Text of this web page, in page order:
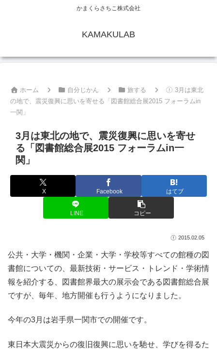
かまくらさちこ株式会社
KAMAKULAB
ホーム 自分じかん 旅する
3月は東北
の地で、震災復興に思いを寄せる「図書館総合展2015 フォーラムin
一関」
3月は東北の地で、震災復興に思いを寄せ
る「図書館総合展2015 フォーラムin一
関」
X Facebook はてブ
LINE コピー
2015.02.05
公共・大学・機関・企業・大学・学校等すべての館種の図
書館についての、最新技術・サービス・トレンド・学術情
報を紹介する、図書館界最大の展示会である図書館総合展
ですが、毎年、地方開催も行うようになりました。
今年の3月は岩手県一関市での開催です。
東日本大震災からの復旧復興に思いを馳せ、学びを得るた